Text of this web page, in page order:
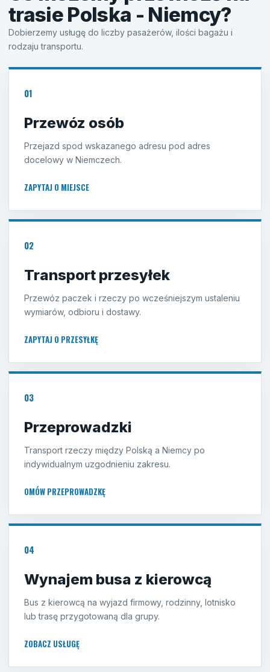
trasie Polska - Niemcy?
Dobierzemy usługę do liczby pasażerów, ilości bagażu i
rodzaju transportu.
01
Przewóz osób
Przejazd spod wskazanego adresu pod adres
docelowy w Niemczech.
ZAPYTAJ O MIEJSCE
02
Transport przesyłek
Przewóz paczek i rzeczy po wcześniejszym ustaleniu
wymiarów, odbioru i dostawy.
ZAPYTAJ O PRZESYŁKĘ
03
Przeprowadzki
Transport rzeczy między Polską a Niemcy po
indywidualnym uzgodnieniu zakresu.
OMÓW PRZEPROWADZKĘ
04
Wynajem busa z kierowcą
Bus z kierowcą na wyjazd firmowy, rodzinny, lotnisko
lub trasę przygotowaną dla grupy.
ZOBACZ USŁUGĘ